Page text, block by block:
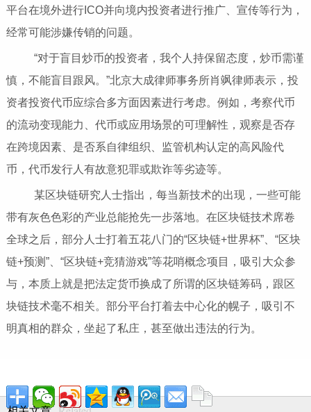
平台在境外进行ICO并向境内投资者进行推广、宣传等行为，
经常可能涉嫌传销的问题。
“对于盲目炒币的投资者，我个人持保留态度，炒币需谨
慎，不能盲目跟风。”北京大成律师事务所肖飒律师表示，投
资者投资代币应综合多方面因素进行考虑。例如，考察代币
的流动变现能力、代币或应用场景的可理解性，观察是否存
在跨境因素、是否系自律组织、监管机构认定的高风险代
币，代币发行人有故意犯罪或欺诈等劣迹等。
某区块链研究人士指出，每当新技术的出现，一些可能
带有灰色色彩的产业总能抢先一步落地。在区块链技术席卷
全球之后，部分人士打着五花八门的“区块链+世界杯”、“区块
链+预测”、“区块链+竞猜游戏”等花哨概念项目，吸引大众参
与，本质上就是把法定货币换成了所谓的区块链筹码，跟区
块链技术毫不相关。部分平台打着去中心化的幌子，吸引不
明真相的群众，坐起了私庄，甚至做出违法的行为。